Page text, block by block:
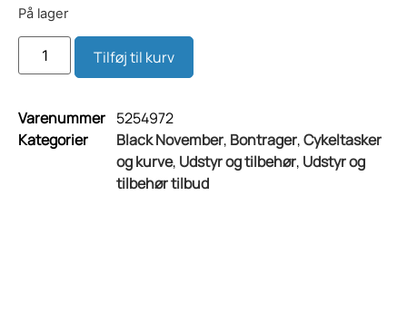
På lager
Tilføj til kurv
Varenummer 5254972
Kategorier
Black November, Bontrager,Cykeltasker
og kurve, Udstyr og tilbehør, Udstyr og
tilbehør tilbud